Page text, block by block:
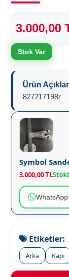
3.000,00
Stok Var
Ürün
827217198r
Symbol
3.000,00 TL
Etiketler:
Arka
Kapı